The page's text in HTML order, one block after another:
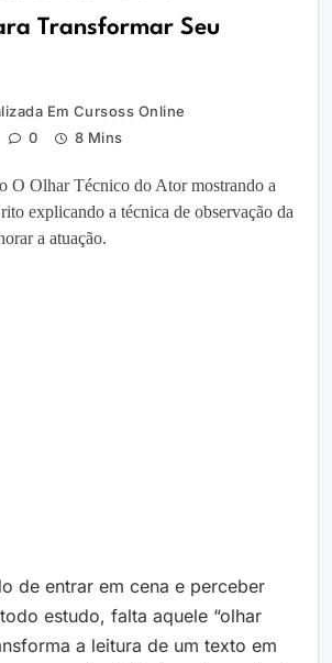
Transformar Seu
Em Cursoss Online
0 8 Mins
de entrar em cena e perceber
estudo, falta aquele “olhar
a leitura de um texto em